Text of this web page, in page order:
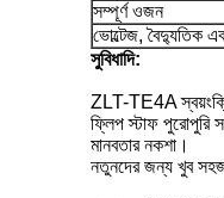
সম্পূর্ণ ওজন
ভোল্টেজ, বৈদ্যুতিক
সুবিধাদি:
ZLT-TE4A
ফ্লিপ স্টাফ পুরোপুরি
মানবতার নকশা।
নতুনদের জন্য খুব সহজ